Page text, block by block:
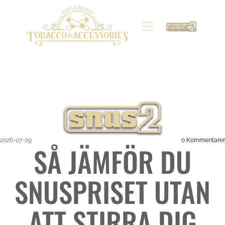
2026-07-09 0 Kommentarer
SÅ JÄMFÖR DU
SNUSPRISET UTAN